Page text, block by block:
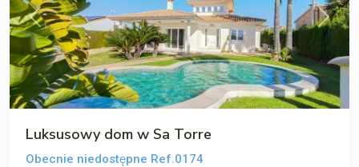
Poprzedni
Luksusowy dom w Sa Torre
Obecnie niedostępne Ref.0174